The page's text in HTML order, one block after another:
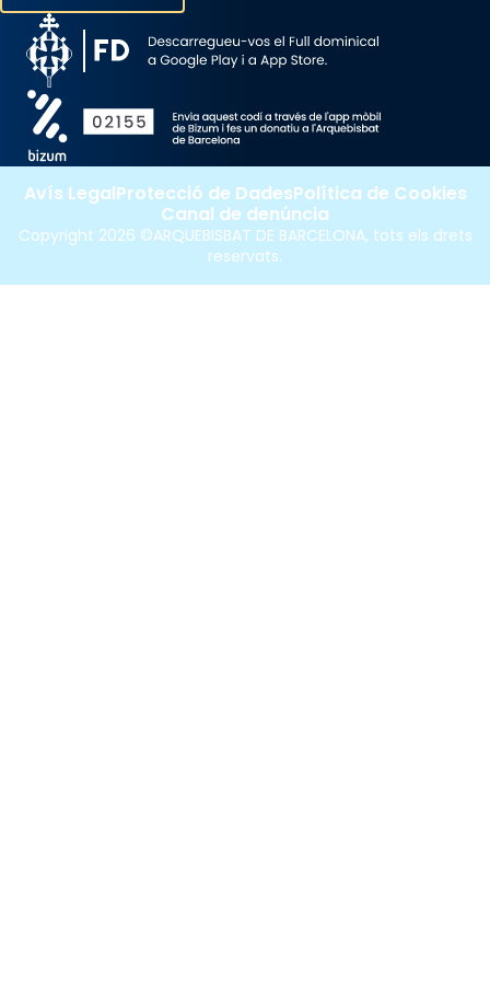
Copyright 2026 ©ARQUEBISBAT DE BARCELONA, tots els drets
reservats.
Avís LegalProtecció de DadesPolítica de Cookies
Canal de denúncia